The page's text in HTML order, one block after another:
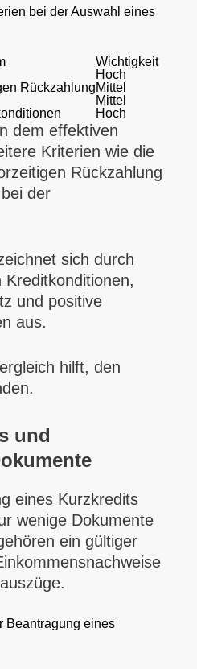
bei der Auswahl eines
Wichtigkeit
Hoch
RückzahlungMittel
Mittel
Hoch
dem effektiven
Kriterien wie die
Rückzahlung
der
sich durch
und positive
aus.
hilft, den
und
eines Kurzkredits
wenige Dokumente
ein gültiger
Beantragung eines